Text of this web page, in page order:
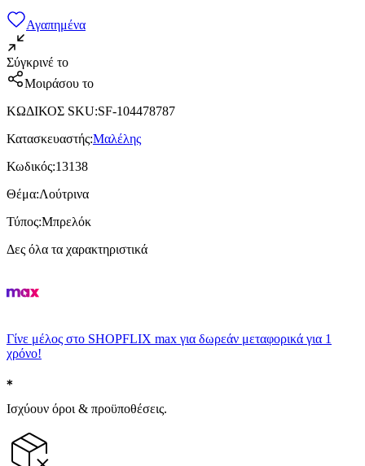
Αγαπημένα
Σύγκρινέ το
Μοιράσου το
ΚΩΔΙΚΟΣ SKU:SF-104478787
Κατασκευαστής:Μαλέλης
Κωδικός:13138
Θέμα:Λούτρινα
Τύπος:Μπρελόκ
Δες όλα τα χαρακτηριστικά
Γίνε μέλος στο SHOPFLIX max για δωρεάν μεταφορικά για 1
χρόνο!
Ισχύουν όροι & προϋποθέσεις.